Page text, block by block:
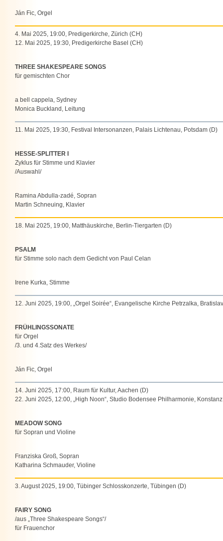
Ján Fic, Orgel
4. Mai 2025, 19:00, Predigerkirche, Zürich (CH)
12. Mai 2025, 19:30, Predigerkirche Basel (CH)
THREE SHAKESPEARE SONGS
für gemischten Chor
a bell cappela, Sydney
Monica Buckland, Leitung
11. Mai 2025, 19:30, Festival Intersonanzen, Palais Lichtenau, Potsdam (D)
HESSE-SPLITTER I
Zyklus für Stimme und Klavier
/Auswahl/
Ramina Abdulla-zadé, Sopran
Martin Schneuing, Klavier
18. Mai 2025, 19:00, Matthäuskirche, Berlin-Tiergarten (D)
PSALM
für Stimme solo nach dem Gedicht von Paul Celan
Irene Kurka, Stimme
12. Juni 2025, 19:00, „Orgel Soirée“, Evangelische Kirche Petrzalka,
FRÜHLINGSSONATE
für Orgel
/3. und 4.Satz des Werkes/
Ján Fic, Orgel
14. Juni 2025, 17:00, Raum für Kultur, Aachen (D)
22. Juni 2025, 12:00, „High Noon“, Studio Bodensee Philharmonie,
MEADOW SONG
für Sopran und Violine
Franziska Groß, Sopran
Katharina Schmauder, Violine
3. August 2025, 19:00, Tübinger Schlosskonzerte, Tübingen (D)
FAIRY SONG
/aus „Three Shakespeare Songs“/
für Frauenchor